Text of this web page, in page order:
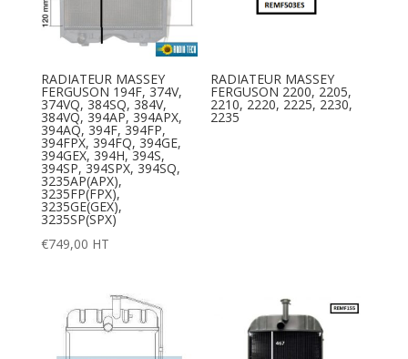
RADIATEUR MASSEY
FERGUSON 194F, 374V,
374VQ, 384SQ, 384V,
384VQ, 394AP, 394APX,
394AQ, 394F, 394FP,
394FPX, 394FQ, 394GE,
394GEX, 394H, 394S,
394SP, 394SPX, 394SQ,
3235AP(APX),
3235FP(FPX),
3235GE(GEX),
3235SP(SPX)
€749,00 HT
RADIATEUR MASSEY
FERGUSON 2200, 2205,
2210, 2220, 2225, 2230,
2235